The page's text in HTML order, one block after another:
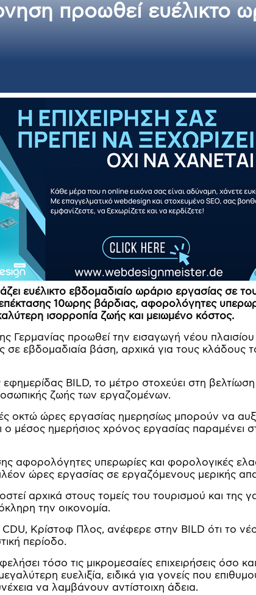
προωθεί ευέλικτο
ευέλικτο εβδομαδιαίο ωράριο εργασίας σε
10ωρης βάρδιας, αφορολόγητες
ισορροπία ζωής και μειωμένο κόστος.
Γερμανίας προωθεί την εισαγωγή νέου
σε εβδομαδιαία βάση, αρχικά για τους κλάδους
BILD, το μέτρο στοχεύει στη
ζωής των εργαζομένων.
οκτώ ώρες εργασίας ημερησίως μπορούν να
μέσος ημερήσιος χρόνος εργασίας παραμένει
αφορολόγητες υπερωρίες και φορολογικές
ώρες εργασίας σε εργαζόμενους μερικής
αρχικά στους τομείς του τουρισμού και της
την οικονομία.
Κρίστοφ Πλος, ανέφερε στην BILD ότι το
περίοδο.
τόσο τις μικρομεσαίες επιχειρήσεις όσο
ευελιξία, ειδικά για γονείς που
να λαμβάνουν αντίστοιχη άδεια.